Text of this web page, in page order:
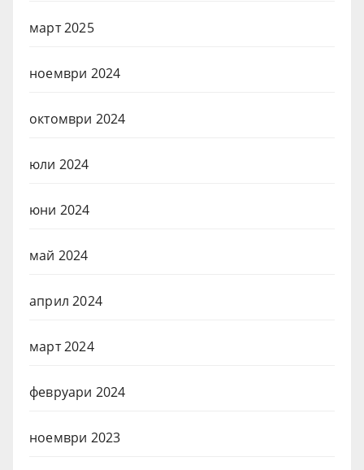
март 2025
ноември 2024
октомври 2024
юли 2024
юни 2024
май 2024
април 2024
март 2024
февруари 2024
ноември 2023